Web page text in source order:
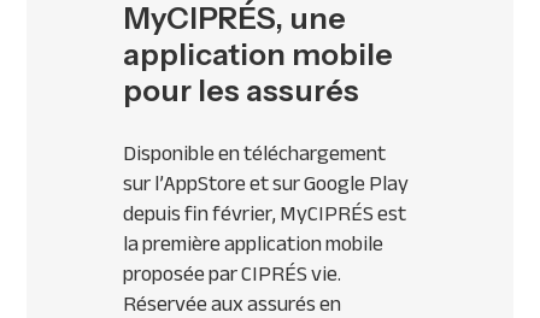
MyCIPRÉS, une
application mobile
pour les assurés
Disponible en téléchargement
sur l’AppStore et sur Google Play
depuis fin février, MyCIPRÉS est
la première application mobile
proposée parCIPRÉS vie.
Réservée aux assurés en